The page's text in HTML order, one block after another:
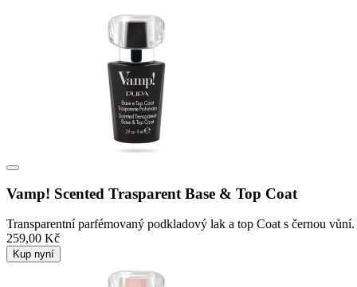
Vamp! Scented Trasparent Base & Top Coat
Transparentní parfémovaný podkladový lak a top Coat s černou vůní.
259,00 Kč
Kup nyní